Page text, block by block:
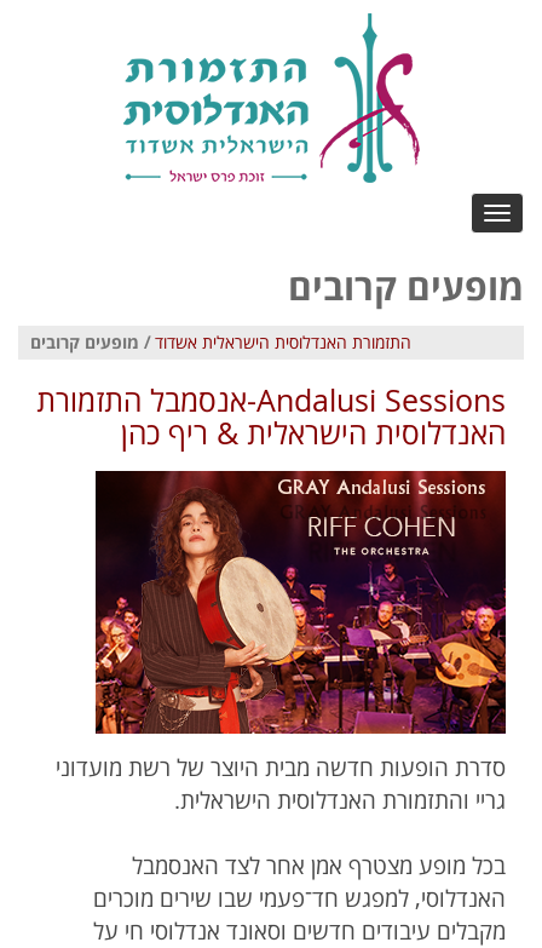
Toggle
navigation
מופעים קרובים
התזמורת האנדלוסית הישראלית אשדוד/ מופעים קרובים
Andalusi Sessions-אנסמבל התזמורת
האנדלוסית הישראלית & ריף כהן
סדרת הופעות חדשה מבית היוצר של רשת מועדוני
גריי והתזמורת האנדלוסית הישראלית.
בכל מופע מצטרף אמן אחר לצד האנסמבל
האנדלוסי, למפגש חד־פעמי שבו שירים מוכרים
מקבלים עיבודים חדשים וסאונד אנדלוסי חי על